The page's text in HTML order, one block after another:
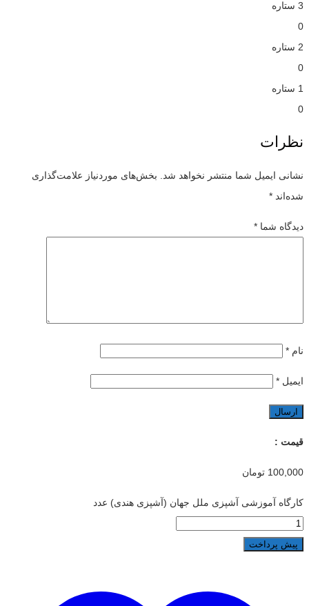
3 ستاره
0
2 ستاره
0
1 ستاره
0
نظرات
نشانی ایمیل شما منتشر نخواهد شد.
بخش‌های موردنیاز علامت‌گذاری
شده‌اند *
دیدگاه شما *
نام *
ایمیل *
قیمت :
100,000 تومان
کارگاه آموزشی آشپزی ملل جهان (آشپزی هندی) عدد
پیش پرداخت